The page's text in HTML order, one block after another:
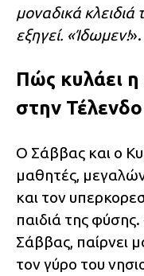
μοναδικά
εξηγεί. «Ίδωμεν!».
Πώς κυλάει
στην Τέλενδο
Ο Σάββας και ο
μαθητές,
και τον
παιδιά της
Σάββας, παίρνει
τον γύρο του